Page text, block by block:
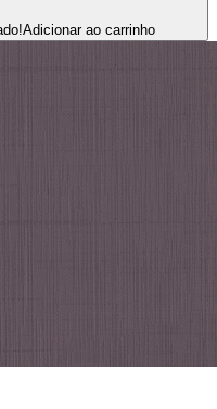
Adicionar ao carrinho